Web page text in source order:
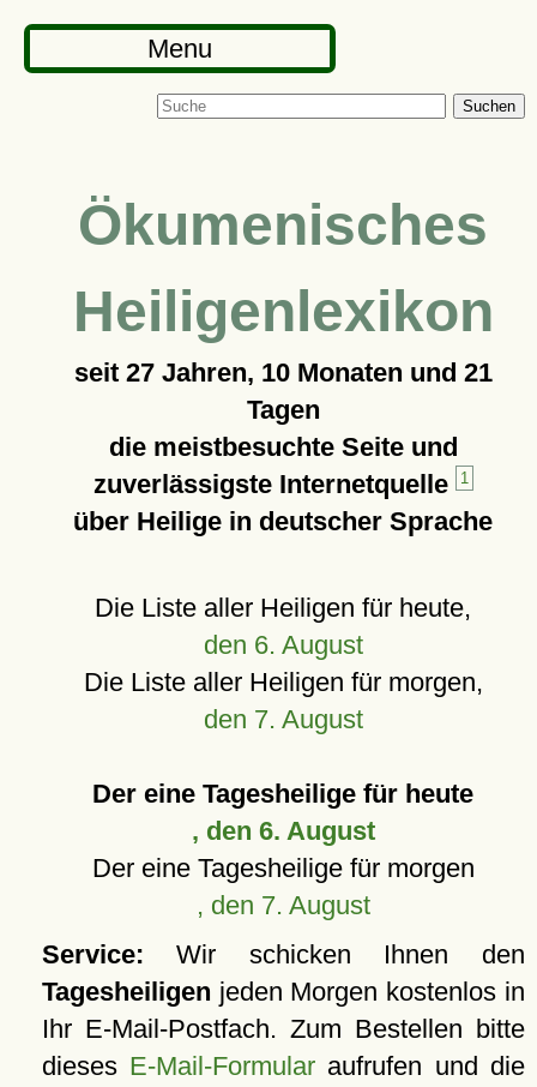
Menu
Suchen
Ökumenisches
Heiligenlexikon
seit 27 Jahren, 10 Monaten und 21
Tagen
die meistbesuchte Seite und
zuverlässigste Internetquelle
1
über Heilige in deutscher Sprache
Die Liste aller Heiligen für heute,
den 6. August
Die Liste aller Heiligen für morgen,
den 7. August
Der eine Tagesheilige für heute
, den 6. August
Der eine Tagesheilige für morgen
, den 7. August
Service: Wir schicken Ihnen den
Tagesheiligen jeden Morgen kostenlos in
Ihr E-Mail-Postfach. Zum Bestellen bitte
dieses E-Mail-Formular aufrufen und die